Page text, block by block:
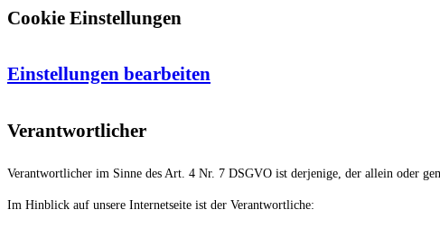
Cookie Einstellungen
Einstellungen bearbeiten
Verantwortlicher
Verantwortlicher im Sinne des Art. 4 Nr. 7 DSGVO ist derjenige, der allein oder
Im Hinblick auf unsere Internetseite ist der Verantwortliche: